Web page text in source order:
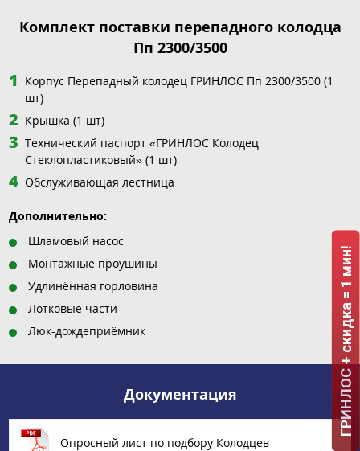
Комплект поставки перепадного колодца
Пп 2300/3500
Корпус Перепадный колодец ГРИНЛОС Пп 2300/3500 (1
шт)
Крышка (1 шт)
Технический паспорт «ГРИНЛОС Колодец
Стеклопластиковый» (1 шт)
Обслуживающая лестница
Дополнительно:
Шламовый насос
Монтажные проушины
Удлинённая горловина
Лотковые части
Люк-дождеприёмник
Документация
Опросный лист по подбору Колодцев
ГРИНЛОС + скидка = 1 мин!